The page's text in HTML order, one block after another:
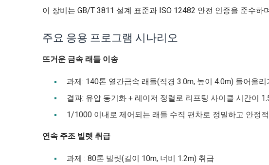
이 장비는 GB/T 3811 설계 표준과 ISO 12482 안전 인증을 준수
주요 응용 프로그램 시나리오
뜨거운 금속 래들 이송
과제: 140톤 열간금속 래들(직경 3.0m, 높이 4.0m) 들어올리
결과: 유압 동기화 + 레이저 정렬로 리프팅 사이클 시간이
1/1000 이내로 제어되는 래들 수직 편차로 정밀하고 안정
연속 주조 빌렛 취급
과제 : 80톤 빌릿(길이 10m, 너비 1.2m) 취급